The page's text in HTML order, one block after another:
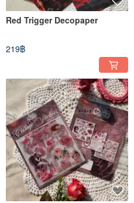
Red Trigger Decopaper
219฿